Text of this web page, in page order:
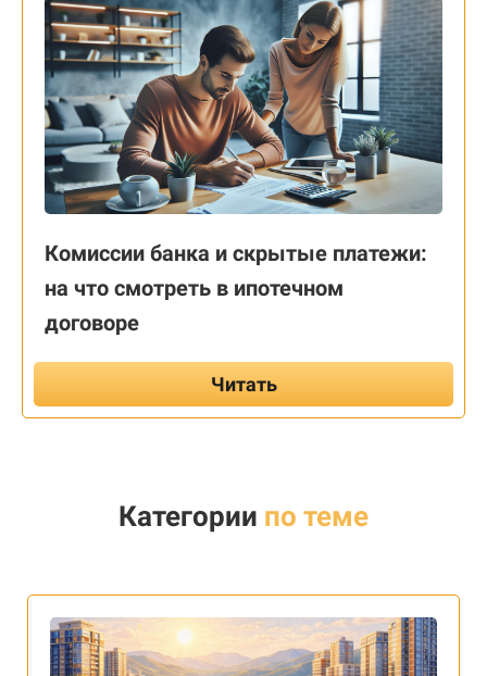
Комиссии банка и скрытые платежи:
на что смотреть в ипотечном
договоре
Читать
Категории по теме